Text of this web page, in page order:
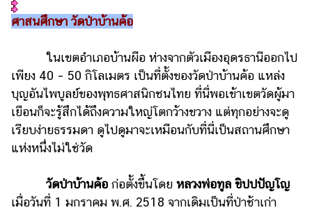
ศาสนศึกษา วัดป่าบ้านค้อ
ในเขตอำเภอบ้านผือ ห่างจากตัวเมืองอุดรธานีออกไป
เพียง 40 – 50 กิโลเมตร เป็นที่ตั้งของวัดป่าบ้านค้อ แหล่ง
บุญอันไพบูลย์ของพุทธศาสนิกชนไทย ที่นี่พอเข้าเขตวัดผู้มา
เยือนก็จะรู้สึกได้ถึงความใหญ่โตกว้างขวาง แต่ทุกอย่างจะดู
เรียบง่ายธรรมดา ดูไปดูมาจะเหมือนกับที่นี่เป็นสถานศึกษา
แห่งหนึ่งไม่ใช่วัด
วัดป่าบ้านค้อ ก่อตั้งขึ้นโดย หลวงพ่อทูล ขิปปปัญโญ
เมื่อวันที่ 1 มกราคม พ.ศ. 2518 จากเดิมเป็นที่ป่าช้าเก่า